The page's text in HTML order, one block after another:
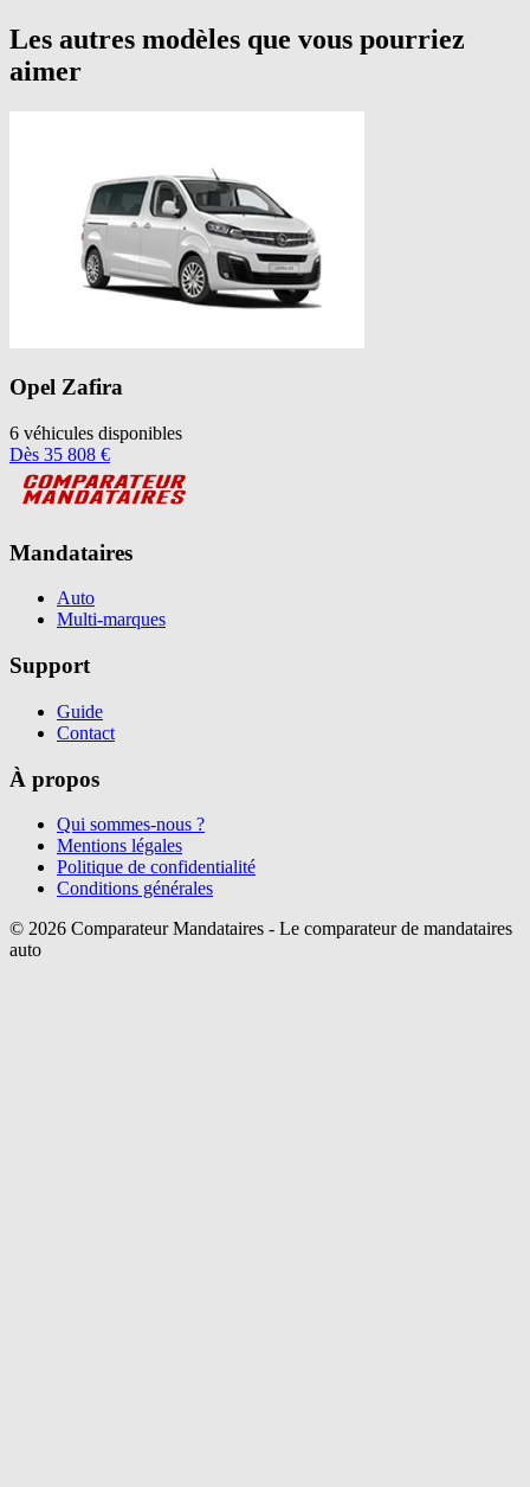
Les autres modèles que vous pourriez
aimer
Opel Zafira
6 véhicules disponibles
Dès 35 808 €
Mandataires
Auto
Multi-marques
Support
Guide
Contact
À propos
Qui sommes-nous ?
Mentions légales
Politique de confidentialité
Conditions générales
© 2026 Comparateur Mandataires - Le comparateur de mandataires
auto